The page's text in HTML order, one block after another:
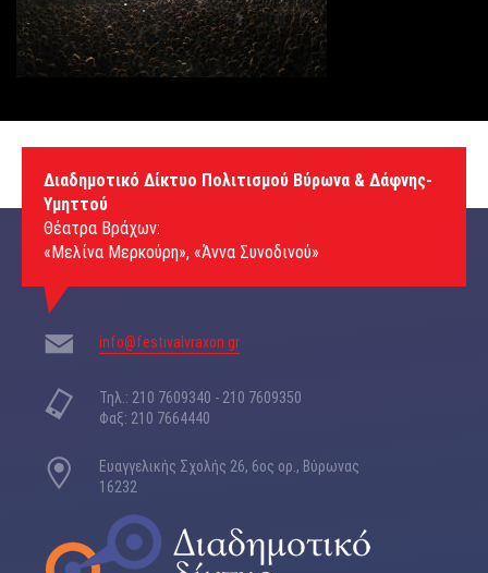
Διαδημοτικό Δίκτυο Πολιτισμού Βύρωνα & Δάφνης-
Υμηττού
Θέατρα Βράχων:
«Μελίνα Μερκούρη», «Άννα Συνοδινού»
info@festivalvraxon.gr
Τηλ.: 210 7609340 - 210 7609350
Φαξ: 210 7664440
Ευαγγελικής Σχολής 26, 6ος ορ., Βύρωνας
16232